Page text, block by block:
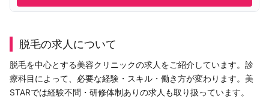
脱毛の求人について
脱毛を中心とする美容クリニックの求人をご紹介しています。診
療科目によって、必要な経験・スキル・働き方が変わります。美
STARでは経験不問・研修体制ありの求人も取り扱っています。